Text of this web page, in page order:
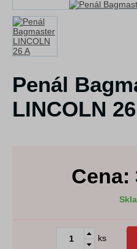
Penál
LINCOLN
Cena:
ks